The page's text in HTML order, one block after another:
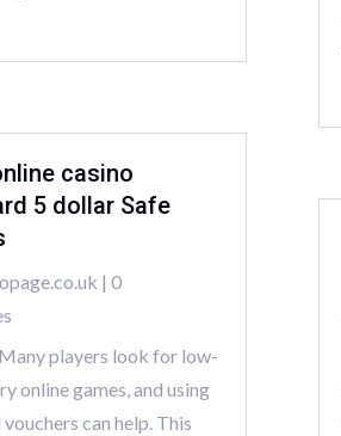
casino
5 dollar Safe
| 0
players look for low-
online games, and using
can help. This